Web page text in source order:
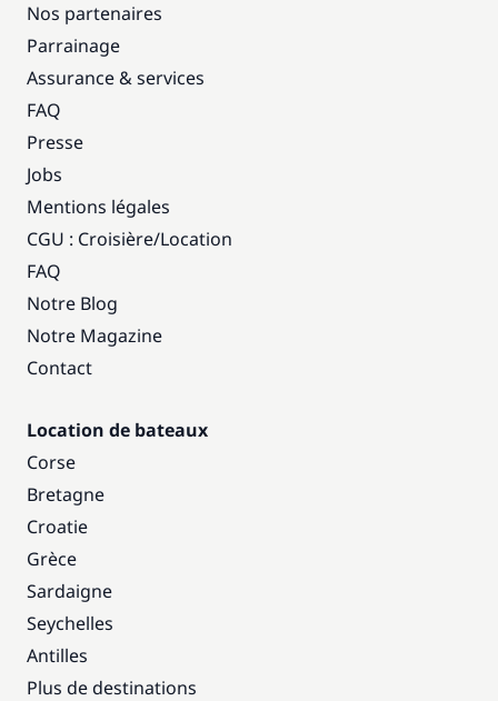
Nos partenaires
Parrainage
Assurance & services
FAQ
Presse
Jobs
Mentions légales
CGU : Croisière/Location
FAQ
Notre Blog
Notre Magazine
Contact
Location de bateaux
Corse
Bretagne
Croatie
Grèce
Sardaigne
Seychelles
Antilles
Plus de destinations